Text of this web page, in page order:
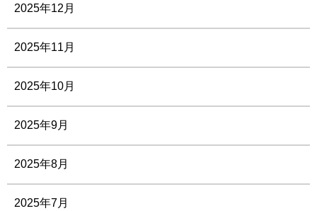
2025年12月
2025年11月
2025年10月
2025年9月
2025年8月
2025年7月